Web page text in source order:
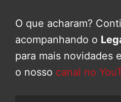
O que acharam?
acompanhando o
para mais novidades
o nosso canal no